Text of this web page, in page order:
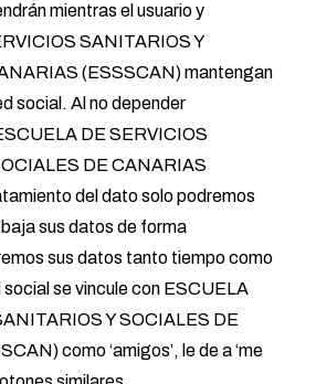
mientras el usuario y
SANITARIOS Y
(ESSSCAN) mantengan
social. Al no depender
DE SERVICIOS
DE CANARIAS
del dato solo podremos
sus datos de forma
sus datos tanto tiempo como
social se vincule con ESCUELA
Y SOCIALES DE
como ‘amigos’, le de a ‘me